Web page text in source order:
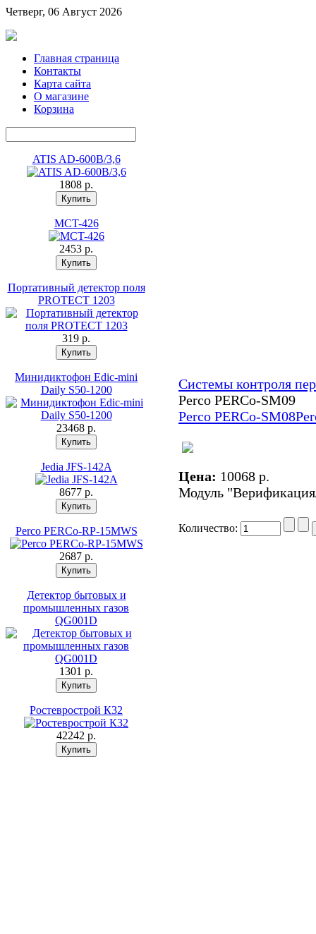
Четверг, 06 Август 2026
Главная страница
Контакты
Карта сайта
О магазине
Корзина
ATIS AD-600B/3,6
1808 p.
MCT-426
2453 p.
Портативный детектор поля
PROTECT 1203
319 p.
Минидиктофон Edic-mini
Daily S50-1200
23468 p.
Jedia JFS-142A
8677 p.
Perco PERCo-RP-15MWS
2687 p.
Детектор бытовых и
промышленных газов
QG001D
1301 p.
Ростеврострой К32
42242 p.
Системы контроля
Perco PERCo-SM09
Perco PERCo-SM08
Цена: 10068 p.
Модуль
Количество: